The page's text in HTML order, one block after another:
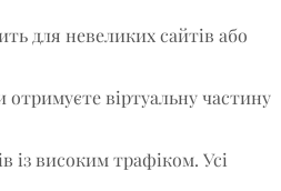
для невеликих сайтів або
отримуєте віртуальну частину
із високим трафіком. Усі